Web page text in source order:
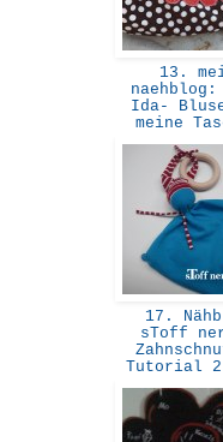
13.
naehblog:
Ida-
meine
17.
sToff
Tutorial